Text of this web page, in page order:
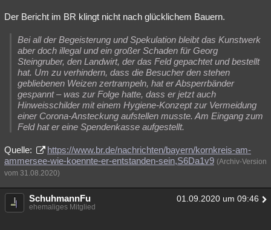
Der Bericht im BR klingt nicht nach glücklichem Bauern.
Bei all der Begeisterung und Spekulation bleibt das Kunstwerk
aber doch illegal und ein großer Schaden für Georg
Steingruber, den Landwirt, der das Feld gepachtet und bestellt
hat. Um zu verhindern, dass die Besucher den stehen
gebliebenen Weizen zertrampeln, hat er Absperrbänder
gespannt – was zur Folge hatte, dass er jetzt auch
Hinweisschilder mit einem Hygiene-Konzept zur Vermeidung
einer Corona-Ansteckung aufstellen musste. Am Eingang zum
Feld hat er eine Spendenkasse aufgestellt.
Quelle:
https://www.br.de/nachrichten/bayern/kornkreis-am-
ammersee-wie-koennte-er-entstanden-sein,S6Da1v9 (Archiv-Version
vom 31.08.2020)
SchuhmannFu 01.09.2020 um 09:46
ehemaliges Mitglied